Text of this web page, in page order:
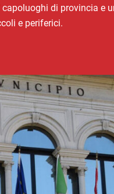
di provincia e
e periferici.